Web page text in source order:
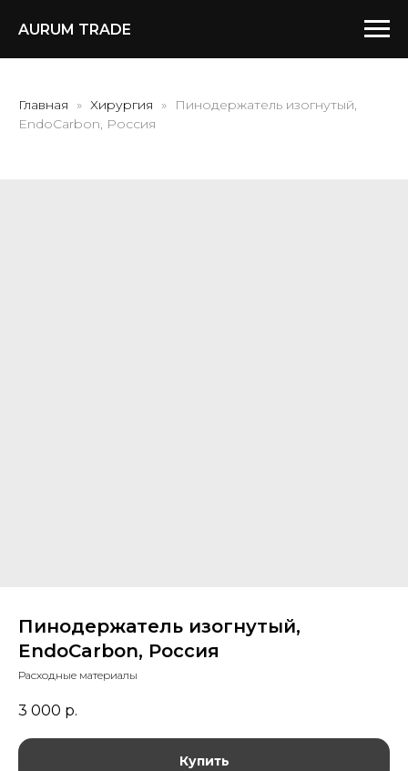
AURUM TRADE
Главная Хирургия
Пинодержатель изогнутый,
EndoCarbon, Россия
Пинодержатель изогнутый,
EndoCarbon, Россия
Расходные материалы
3 000 р.
Купить